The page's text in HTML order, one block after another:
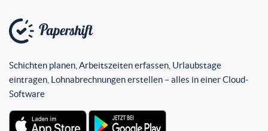
Schichten planen, Arbeitszeiten erfassen, Urlaubstage
eintragen, Lohnabrechnungen erstellen – alles in einer Cloud-
Software